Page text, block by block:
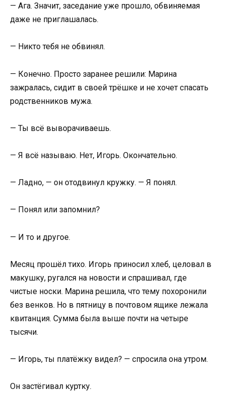
— Ага. Значит, заседание уже прошло, обвиняемая
даже не приглашалась.
— Никто тебя не обвинял.
— Конечно. Просто заранее решили: Марина
зажралась, сидит в своей трёшке и не хочет спасать
родственников мужа.
— Ты всё выворачиваешь.
— Я всё называю. Нет, Игорь. Окончательно.
— Ладно, — он отодвинул кружку. — Я понял.
— Понял или запомнил?
— И то и другое.
Месяц прошёл тихо. Игорь приносил хлеб, целовал в
макушку, ругался на новости и спрашивал, где
чистые носки. Марина решила, что тему похоронили
без венков. Но в пятницу в почтовом ящике лежала
квитанция. Сумма была выше почти на четыре
тысячи.
— Игорь, ты платёжку видел? — спросила она утром.
Он застёгивал куртку.